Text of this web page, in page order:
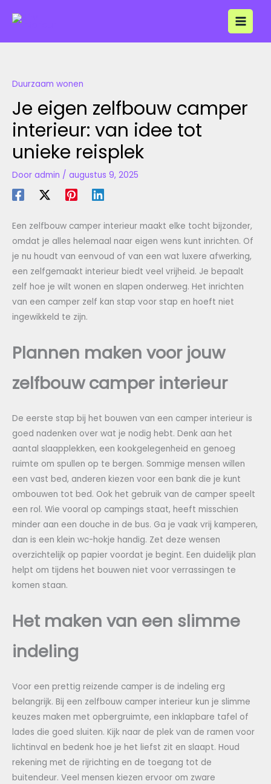
naar
Duurzaam wonen
Je eigen zelfbouw camper
interieur: van idee tot
unieke reisplek
Door admin / augustus 9, 2025
Een zelfbouw camper interieur maakt elke tocht bijzonder,
omdat je alles helemaal naar eigen wens kunt inrichten. Of
je nu houdt van eenvoud of van een wat luxere afwerking,
een zelfgemaakt interieur biedt veel vrijheid. Je bepaalt
zelf hoe je wilt wonen en slapen onderweg. Het inrichten
van een camper zelf kan stap voor stap en hoeft niet
ingewikkeld te zijn.
Plannen maken voor jouw
zelfbouw camper interieur
De eerste stap bij het bouwen van een camper interieur is
goed nadenken over wat je nodig hebt. Denk aan het
aantal slaapplekken, een kookgelegenheid en genoeg
ruimte om spullen op te bergen. Sommige mensen willen
een vast bed, anderen kiezen voor een bank die je kunt
ombouwen tot bed. Ook het gebruik van de camper speelt
een rol. Wie vooral op campings staat, heeft misschien
minder aan een douche in de bus. Ga je vaak vrij kamperen,
dan is een klein wc-hokje handig. Zet deze wensen
overzichtelijk op papier voordat je begint. Een duidelijk plan
helpt om tijdens het bouwen niet voor verrassingen te
komen staan.
Het maken van een slimme
indeling
Voor een prettig reizende camper is de indeling erg
belangrijk. Bij een zelfbouw camper interieur kun je slimme
keuzes maken met opbergruimte, een inklapbare tafel of
lades die goed sluiten. Kijk naar de plek van de ramen voor
lichtinval en bedenk hoe je het liefst zit en slaapt. Houd
rekening met de rijrichting en de toegang tot de
buitendeur. Veel mensen kiezen ervoor om zware